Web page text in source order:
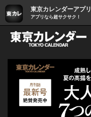
東京カレンダーアプリ
アプリなら超サクサク！